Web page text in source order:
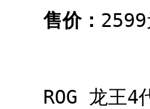
售价：
ROG 龙王